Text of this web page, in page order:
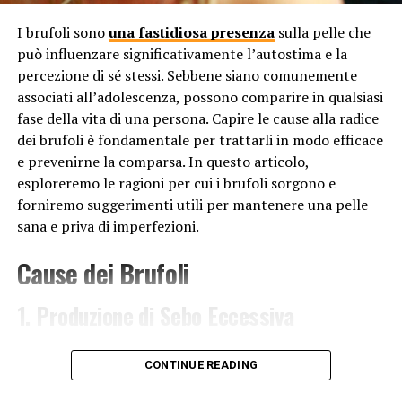
sfruttamento delle risorse naturali, come l’acqua,
i minerali e i combustibili fossili, aggrava
ulteriormente la crisi ambientale. Questo
comporta uno squilibrio nei cicli naturali e una
riduzione delle risorse disponibili per le
generazioni future.
Urbanizzazione non sostenibile: L’espansione
delle aree urbane senza un adeguato piano di
sviluppo sostenibile contribuisce alla distruzione
degli habitat naturali e alla perdita di biodiversità.
La cementificazione del territorio limita la
carbonio e aumenta il rischio di eventi climatici
Gli effetti della ecoansia si riflettono su scala globale e
I brufoli sonouna fastidiosa presenzasulla pelle che
può influenzare significativamente l’autostima e la
percezione di sé stessi. Sebbene siano comunemente
associati all’adolescenza, possono comparire in qualsiasi
fase della vita di una persona. Capire le cause alla radice
dei brufoli è fondamentale per trattarli in modo efficace
e prevenirne la comparsa. In questo articolo,
esploreremo le ragioni per cui i brufoli sorgono e
forniremo suggerimenti utili per mantenere una pelle
sana e priva di imperfezioni.
Cause dei Brufoli
La produzione eccessiva di sebo è una delle principali
cause dei brufoli. Le ghiandole sebacee presenti nella
CONTINUE READING